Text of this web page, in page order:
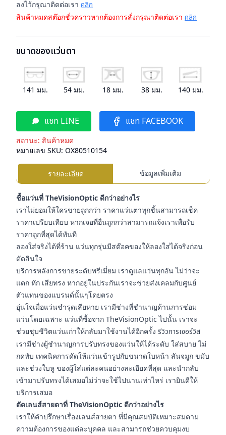
ลงไว้กรุณาติดต่อเรา คลิก
สินค้าหมดสต๊อกชั่วคราวหากต้องการสั่งกรุณาติดต่อเรา คลิก
ขนาดของแว่นตา
141 มม. 54 มม. 18มม. 38มม. 140มม.
แชท LINE แชท FACEBOOK
สถานะ: สินค้าหมด
หมายเลข SKU: OX80510154
รายละเอียด ข้อมูลเพิ่มเติม
ชื้อแว่นที่ TheVisionOptic ดีกว่าอย่างไร
เราไม่ยอมให้ใครขายถูกกว่า ราคาแว่นตาทุกชิ้นสามารถเช็ค
ราคาเปรียบเทียบ หากเจอที่อื่นถูกกว่าสามารถแจ้งเราเพื่อรับ
ราคาถูกที่สุดได้ทันที
ลองใส่จริงได้ที่ร้าน แว่นทุกรุ่นมีสต๊อคของให้ลองใส่ได้จริงก่อน
ตัดสินใจ
บริการหลังการขายระดับพรีเมี่ยม เราดูแลแว่นทุกอัน ไม่ว่าจะ
แตก หัก เสียทรง หากอยู่ในประกันเราจะช่วยส่งเคลมกับศูนย์
ตัวแทนของแบรนด์นั้นๆโดยตรง
อุ่นใจเมื่อแว่นชำรุดเสียหาย เรามีช่างที่ชำนาญด้านการซ่อม
แว่นโดยเฉพาะ แว่นที่ซื้อจาก TheVisionOptic ไปนั้น เราจะ
ช่วยชุบชีวิตแว่นเก่าให้กลับมาใช้งานได้อีกครั้ง รีวิวการเซอร์วิส
เรามีช่างผู้ชำนาญการปรับทรงของแว่นให้ได้ระดับ ใส่สบาย ไม่
กดทับ เทคนิคการดัดให้แว่นเข้ารูปกับขนาดใบหน้า สันจมูก ขมับ
และช่วงใบหู ของผู้ใส่แต่ละคนอย่างละเอียดที่สุด และนำกลับ
เข้ามาปรับทรงได้เสมอไม่ว่าจะใช้ไปนานเท่าไหร่ เรายินดีให้
บริการเสมอ
ตัดเลนส์สายตาที่ TheVisionOptic ดีกว่าอย่างไร
เราให้คำปรึกษาเรื่องเลนส์สายตา ที่มีคุณสมบัติเหมาะสมตาม
ความต้องการของแต่ละบุคคล และสามารถช่วยควบคุมงบ